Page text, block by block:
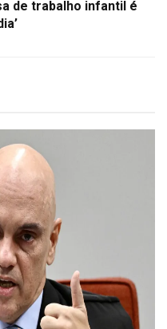
de trabalho infantil é